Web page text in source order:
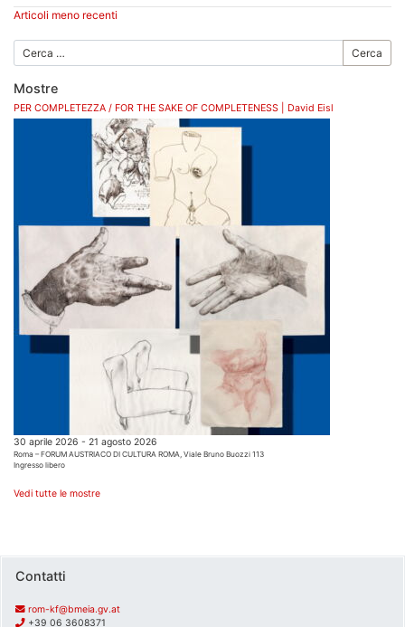
Navigazione
articoli
Articoli meno recenti
Cerca
Mostre
PER COMPLETEZZA / FOR THE SAKE OF COMPLETENESS | David Eisl
30 aprile 2026 - 21 agosto 2026
Roma – FORUM AUSTRIACO DI CULTURA ROMA, Viale Bruno Buozzi 113
Ingresso libero
Vedi tutte le mostre
Contatti
rom-kf@bmeia.gv.at
+39 06 3608371